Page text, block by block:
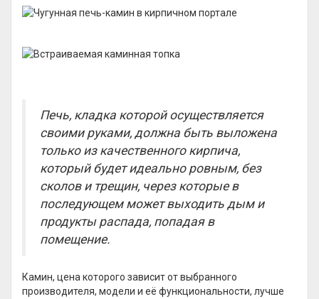
Печь, кладка которой осуществляется
своими руками, должна быть выложена
только из качественного кирпича,
который будет идеально ровным, без
сколов и трещин, через которые в
последующем может выходить дым и
продукты распада, попадая в
помещение.
Камин, цена которого зависит от выбранного
производителя, модели и её функциональности, лучше